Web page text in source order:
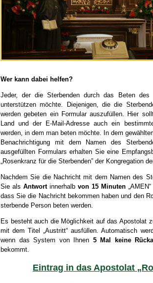
Wer kann dabei helfen?
Jeder, der die Sterbenden durch das Beten des
unterstützen möchte. Diejenigen, die die
werden gebeten ein Formular auszufüllen. Hier
Land und der E-Mail-Adresse auch ein
werden, in dem man beten möchte. In dem
Benachrichtigung mit dem Namen des
ausgefüllten Formulars erhalten Sie eine
„Rosenkranz für die Sterbenden” der Kongregation
Nachdem Sie die Nachricht mit dem Namen des
Sie als Antwortinnerhalb von 15 Minuten
dass Sie die Nachricht bekommen haben und den
sterbende Person beten werden.
Es besteht auch die Möglichkeit auf das Apostolat
mit dem Titel „Austritt“ ausfüllen. Automatisch
wenn das System von Ihnen 5 Mal keine
bekommt.
Eintrag in das Apostolat